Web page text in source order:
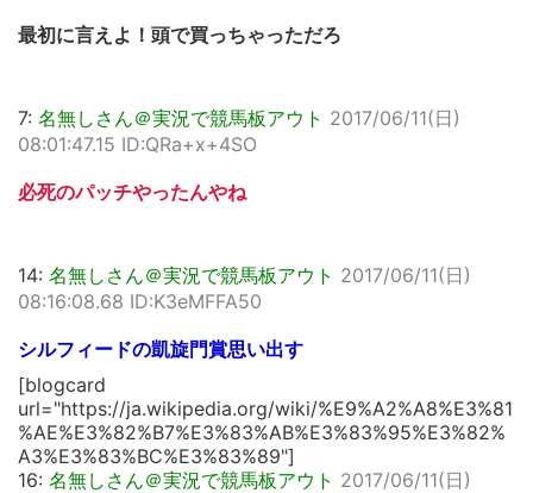
最初に言えよ！頭で買っちゃっただろ
7: 名無しさん＠実況で競馬板アウト 2017/06/11(日)
08:01:47.15 ID:QRa+x+4SO
必死のパッチやったんやね
14: 名無しさん＠実況で競馬板アウト 2017/06/11(日)
08:16:08.68 ID:K3eMFFA50
シルフィードの凱旋門賞思い出す
[blogcard
url="https://ja.wikipedia.org/wiki/%E9%A2%A8%E3%81
%AE%E3%82%B7%E3%83%AB%E3%83%95%E3%82%
A3%E3%83%BC%E3%83%89"]
16: 名無しさん＠実況で競馬板アウト 2017/06/11(日)